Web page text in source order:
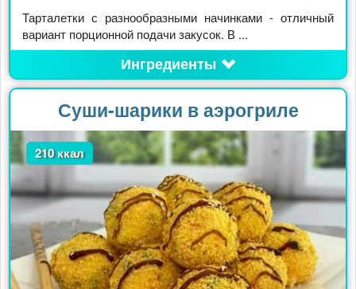
Тарталетки с разнообразными начинками - отличный
вариант порционной подачи закусок. В ...
Ингредиенты
Суши-шарики в аэрогриле
210 ккал